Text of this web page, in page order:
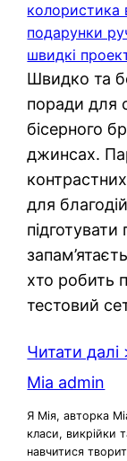
колористика
подарунки
швидкі
Швидко та
поради для
бісерного
джинсах.
для
хто робить
тестовий
Читати далі
Mia admin
Я Мія, авторка
класи, викрійки
навчитися